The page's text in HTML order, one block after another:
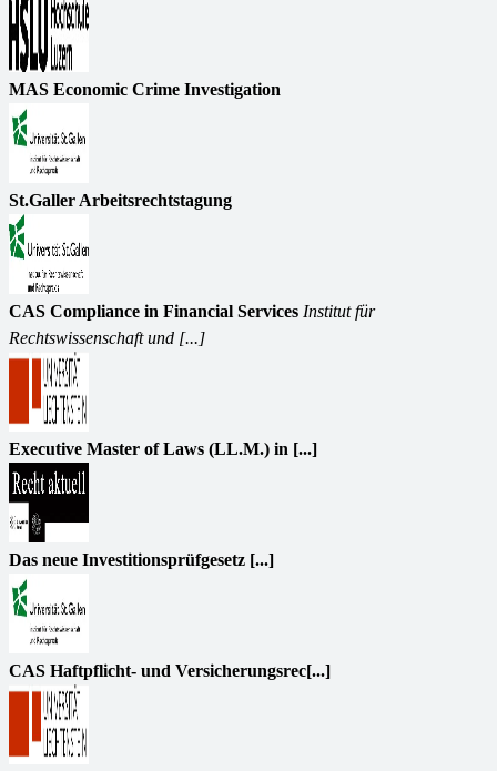
MAS Economic Crime Investigation
St.Galler Arbeitsrechtstagung
CAS Compliance in Financial Services Institut für
Rechtswissenschaft und [...]
Executive Master of Laws (LL.M.) in [...]
Das neue Investitionsprüfgesetz [...]
CAS Haftpflicht- und Versicherungsrec[...]